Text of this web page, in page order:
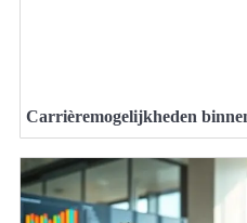
Carrièremogelijkheden